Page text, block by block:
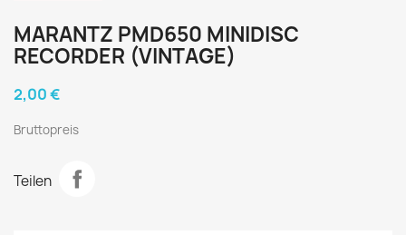
MARANTZ PMD650 MINIDISC
RECORDER (VINTAGE)
2,00 €
Bruttopreis
Teilen